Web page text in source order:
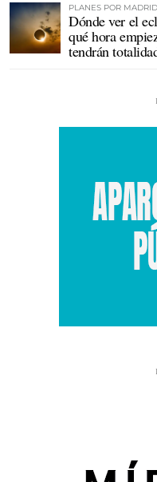
PLANES POR MADRID
Dónde ver el
qué hora
tendrán